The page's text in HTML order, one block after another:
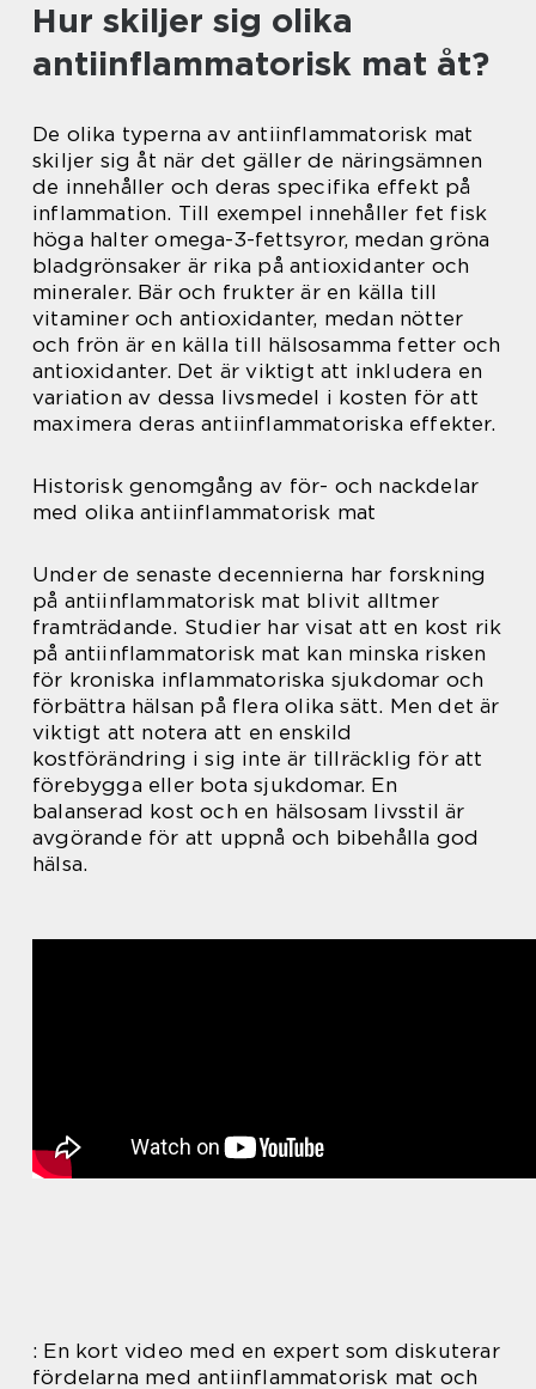
Hur skiljer sig olika
antiinflammatorisk mat åt?
De olika typerna av antiinflammatorisk mat
skiljer sig åt när det gäller de näringsämnen
de innehåller och deras specifika effekt på
inflammation. Till exempel innehåller fet fisk
höga halter omega-3-fettsyror, medan gröna
bladgrönsaker är rika på antioxidanter och
mineraler. Bär och frukter är en källa till
vitaminer och antioxidanter, medan nötter
och frön är en källa till hälsosamma fetter och
antioxidanter. Det är viktigt att inkludera en
variation av dessa livsmedel i kosten för att
maximera deras antiinflammatoriska effekter.
Historisk genomgång av för- och nackdelar
med olika antiinflammatorisk mat
Under de senaste decennierna har forskning
på antiinflammatorisk mat blivit alltmer
framträdande. Studier har visat att en kost rik
på antiinflammatorisk mat kan minska risken
för kroniska inflammatoriska sjukdomar och
förbättra hälsan på flera olika sätt. Men det är
viktigt att notera att en enskild
kostförändring i sig inte är tillräcklig för att
förebygga eller bota sjukdomar. En
balanserad kost och en hälsosam livsstil är
avgörande för att uppnå och bibehålla god
hälsa.
: En kort video med en expert som diskuterar
fördelarna med antiinflammatorisk mat och